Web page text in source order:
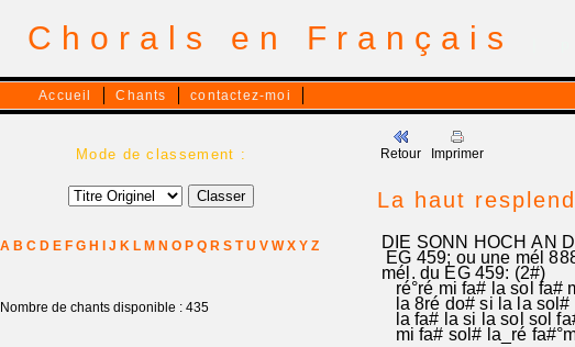
Chorals en Français
Accueil Chants contactez-moi
Mode de classement :
A B C D E F G H J K L M N O P Q R S T U V W X Y Z
Nombre de chants disponible : 435
Retour Imprimer
La haut
DIE SONN HOCH AN
EG 459; ou une mél
mél. du EG 459: (2#)
ré°ré mi fa# la sol fa#
la 8ré do# si la la sol#
la fa# la si la sol sol
mi fa# sol# la_ré